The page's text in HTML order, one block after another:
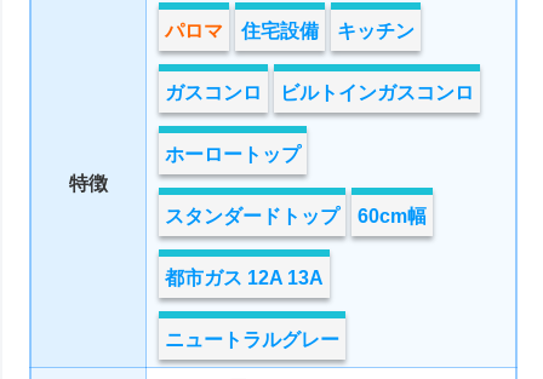
特徴
パロマ 住宅設備 キッチン
ガスコンロ ビルトインガスコンロ
ホーロートップ
スタンダードトップ 60cm幅
都市ガス 12A 13A
ニュートラルグレー